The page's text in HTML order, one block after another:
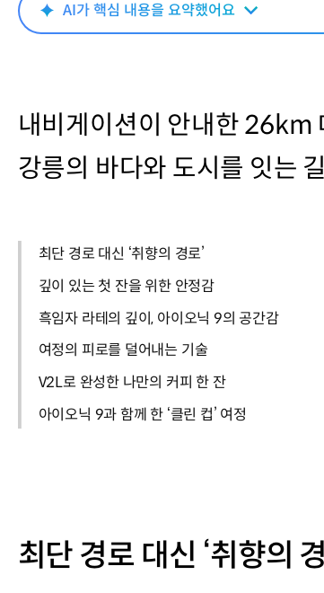
AI가 핵심 내용을 요약했어요
내비게이션이 안내한 26km
강릉의 바다와 도시를 잇는
최단 경로 대신 ‘취향의 경로’
깊이 있는 첫 잔을 위한 안정감
흑임자 라테의 깊이, 아이오닉 9의 공간감
여정의 피로를 덜어내는 기술
V2L로 완성한 나만의 커피 한 잔
아이오닉 9과 함께 한 ‘클린 컵’ 여정
최단 경로 대신 ‘취향의